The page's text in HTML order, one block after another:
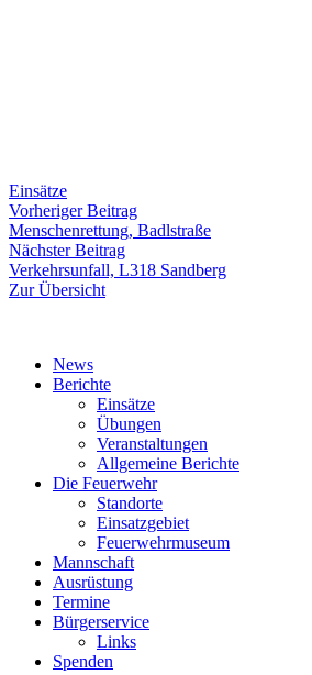
Einsätze
Beitragsnavigation
Vorheriger BeitragVorheriger
Beitrag:
Menschenrettung, Badlstraße
Nächster BeitragNächster
Beitrag:
Verkehrsunfall, L318 Sandberg
Zur Übersicht
News
Berichte
Einsätze
Übungen
Veranstaltungen
Allgemeine Berichte
Die Feuerwehr
Standorte
Einsatzgebiet
Feuerwehrmuseum
Mannschaft
Ausrüstung
Termine
Bürgerservice
Links
Spenden